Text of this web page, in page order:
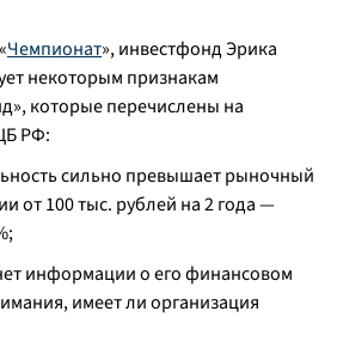
Чемпионат», инвестфонд Эрика
некоторым признакам
которые перечислены на
РФ:
сильно превышает рыночный
от 100 тыс. рублей на 2 года —
информации о его финансовом
имеет ли организация